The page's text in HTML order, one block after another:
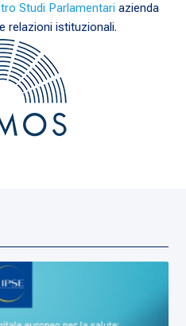
Studi Parlamentari azienda
relazioni istituzionali.